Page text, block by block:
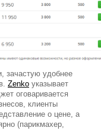
зачастую удобнее
Zenko указывает
оговаривается
клиенты
о цене, а
(парикмахер,